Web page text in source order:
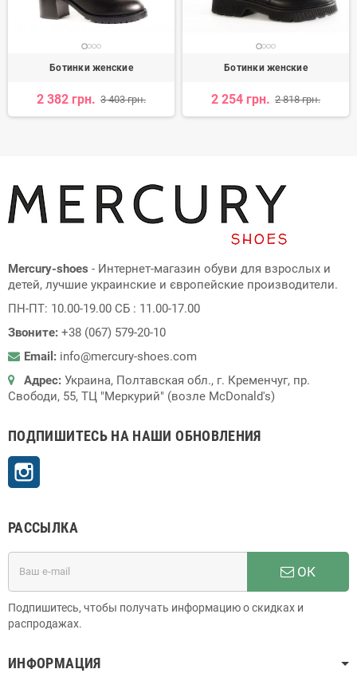
Ботинки женские
2 382 грн. 3 403 грн.
Ботинки женские
2 254 грн. 2 818 грн.
Mercury-shoes - Интернет-магазин обуви для взрослых и
детей, лучшие украинские и європейские производители.
ПН-ПТ: 10.00-19.00 СБ : 11.00-17.00
Звоните: +38 (067) 579-20-10
Email: info@mercury-shoes.com
Адрес: Украина, Полтавская обл., г. Кременчуг, пр.
Свободи, 55, ТЦ "Меркурий" (возле McDonald's)
ПОДПИШИТЕСЬ НА НАШИ ОБНОВЛЕНИЯ
РАССЫЛКА
ОК
Подпишитесь, чтобы получать информацию о скидках и
распродажах.
ИНФОРМАЦИЯ